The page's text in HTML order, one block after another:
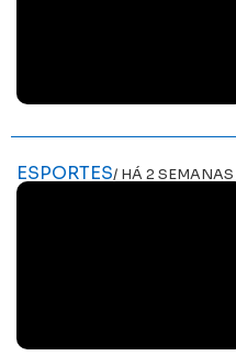
ESPORTES/ HÁ 2 SEMANAS